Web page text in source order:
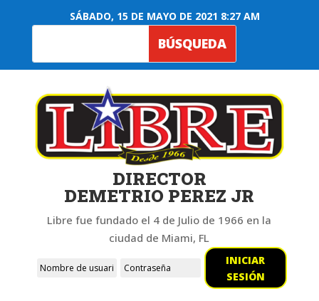
SÁBADO, 15 DE MAYO DE 2021 8:27 AM
DIRECTOR
DEMETRIO PEREZ JR
Libre fue fundado el 4 de Julio de 1966 en la
ciudad de Miami, FL
INICIAR
SESIÓN